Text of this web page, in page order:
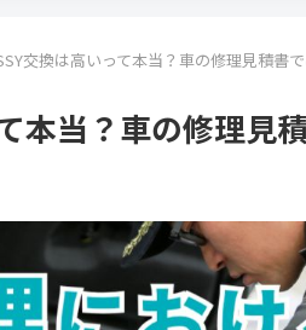
交換は高いって本当？車の修理見積書
本当？車の修理見